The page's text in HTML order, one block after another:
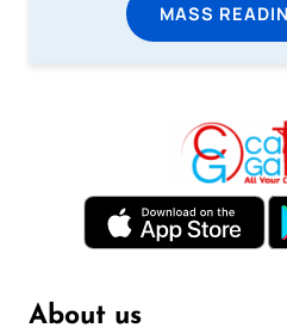
MASS
About us